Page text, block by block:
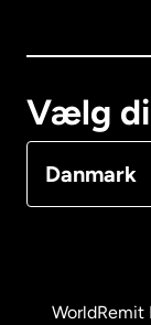
Vælg
Danmark
WorldRemit